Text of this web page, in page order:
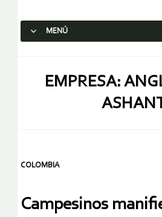
MENÚ
EMPRESA:
COLOMBIA
Campesinos